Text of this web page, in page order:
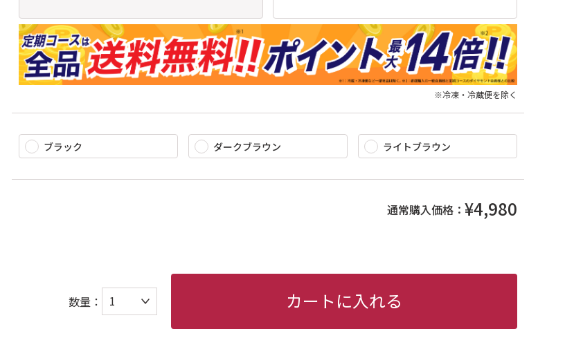
※冷凍・冷蔵便を除く
ブラック ダークブラウン ライトブラウン
通常購入価格： ¥4,980
数量： カートに入れる